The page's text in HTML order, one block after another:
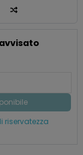
riservatezza